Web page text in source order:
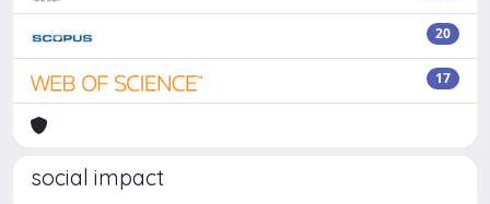
20
17
social impact